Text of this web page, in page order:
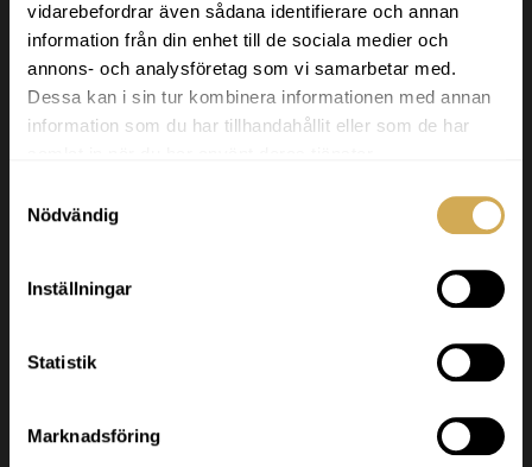
vidarebefordrar även sådana identifierare och annan
information från din enhet till de sociala medier och
annons- och analysföretag som vi samarbetar med.
Dessa kan i sin tur kombinera informationen med annan
information som du har tillhandahållit eller som de har
Nödvändig
Inställningar
Statistik
Marknadsföring
Svenska Badtunnor
Svenska Badtunnor designar och tillverkar
badtunnor och terrasspooler för det nordiska
Svenska Badtunnor AB Lötängsgatan 18,